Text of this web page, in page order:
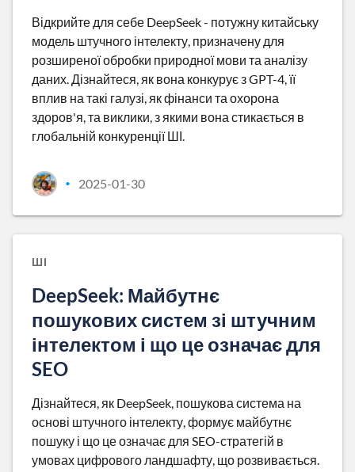
Відкрийте для себе DeepSeek - потужну китайську
модель штучного інтелекту, призначену для
розширеної обробки природної мови та аналізу
даних. Дізнайтеся, як вона конкурує з GPT-4, її
вплив на такі галузі, як фінанси та охорона
здоров'я, та виклики, з якими вона стикається в
глобальній конкуренції ШІ.
• 2025-01-30
ШІ
DeepSeek: Майбутнє
пошукових систем зі штучним
інтелектом і що це означає для
SEO
Дізнайтеся, як DeepSeek, пошукова система на
основі штучного інтелекту, формує майбутнє
пошуку і що це означає для SEO-стратегій в
умовах цифрового ландшафту, що розвивається.